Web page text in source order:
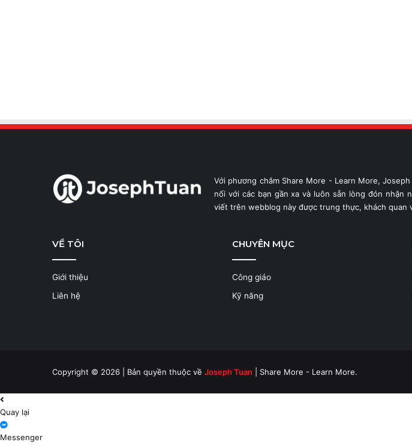
Với phương châm Share More - Learn More,
nối với các bạn gần xa và luôn sẵn lòng đón nhận
viết trên webblog này được trung thực, khách quan
VỀ TÔI
Giới thiệu
Liên hệ
CHUYÊN MỤC
Công giáo
Kỹ năng
Copyright © 2026 | Bản quyền thuộc về Joseph Tuan | Share More - Learn More.
Quay lại
Messenger